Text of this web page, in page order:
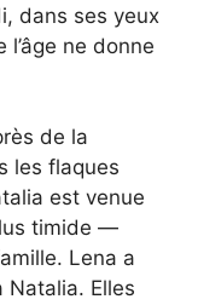
dans ses yeux
ne donne
de la
les flaques
est venue
timide —
Lena a
Elles